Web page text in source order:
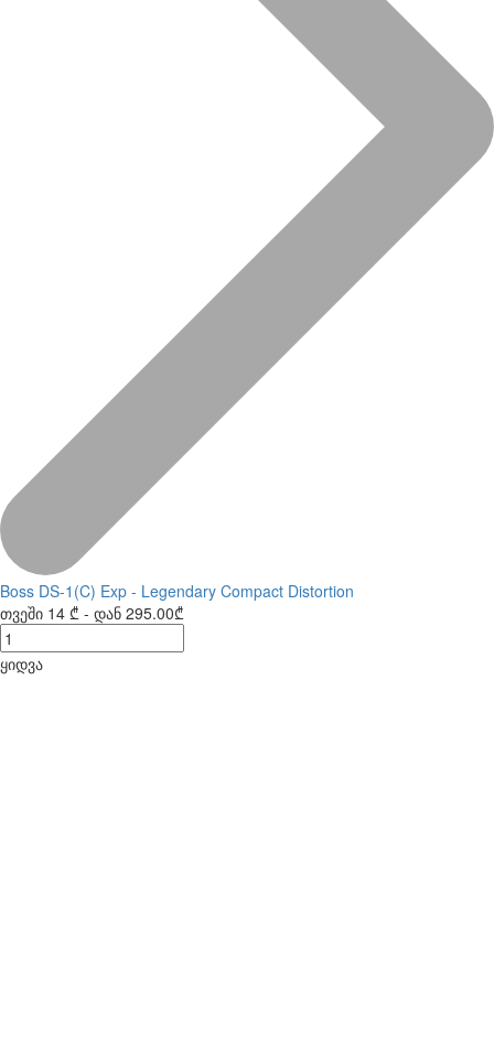
Boss DS-1(C) Exp - Legendary Compact Distortion
თვეში 14 ₾ - დან 295.00₾
ყიდვა